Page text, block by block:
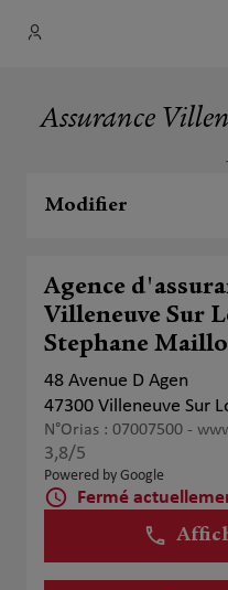
Assurance
Modifier
Agence
Villeneuve Sur
Stephane
48 Avenue D Agen
47300 Villeneuve Sur
N°Orias : 07007500 -
3,8/5
Powered by Google
Fermé